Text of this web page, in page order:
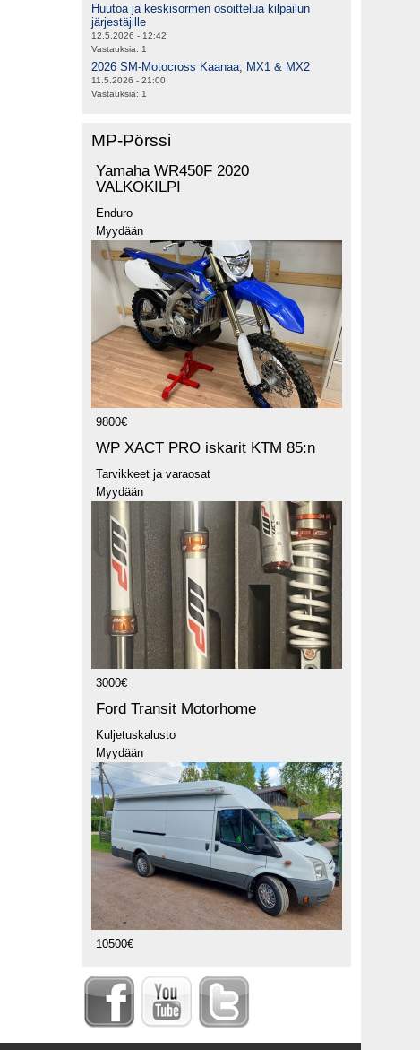
Huutoa ja keskisormen osoittelua kilpailun
järjestäjille
12.5.2026 - 12:42
Vastauksia: 1
2026 SM-Motocross Kaanaa, MX1 & MX2
11.5.2026 - 21:00
Vastauksia: 1
MP-Pörssi
Yamaha WR450F 2020
VALKOKILPI
Enduro
Myydään
9800€
WP XACT PRO iskarit KTM 85:n
Tarvikkeet ja varaosat
Myydään
3000€
Ford Transit Motorhome
Kuljetuskalusto
Myydään
10500€